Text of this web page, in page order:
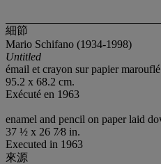
細節
Mario Schifano (1934-1998)
Untitled
émail et crayon sur papier
95.2 x 68.2 cm.
Exécuté en 1963
enamel and pencil on paper laid
37 ½ x 26 7⁄8 in.
Executed in 1963
來源